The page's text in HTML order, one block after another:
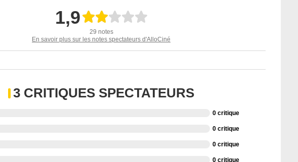
1,9
29 notes
En savoir plus sur les notes spectateurs d'AlloCiné
3 CRITIQUES SPECTATEURS
0 critique
0 critique
0 critique
0 critique